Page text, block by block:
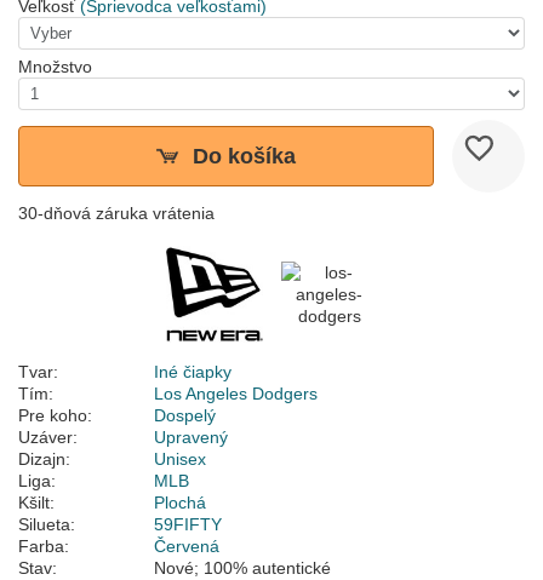
Veľkosť (Sprievodca veľkosťami)
Množstvo
Do košíka
30-dňová záruka vrátenia
Tvar:
Iné čiapky
Tím:
Los Angeles Dodgers
Pre koho:
Dospelý
Uzáver:
Upravený
Dizajn:
Unisex
Liga:
MLB
Kšilt:
Plochá
Silueta:
59FIFTY
Farba:
Červená
Stav:
Nové; 100% autentické